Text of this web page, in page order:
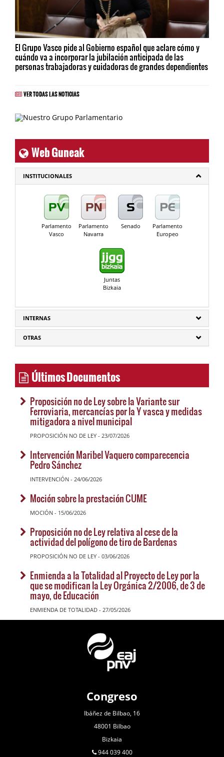
El Grupo Vasco pide al Gobierno español que aclare cómo y
cuándo va a incorporar la jubilación anticipada de las
personas trabajadoras y cuidadoras de grandes dependientes
VER TODAS LAS NOTICIAS
Web Guneak
INSTITUCIONALES
Parlamento
Vasco
Parlamento
Navarra
Senado
Parlamento
Europeo
Juntas
Bizkaia
INTERNAS
OTRAS
Últimos Documentos
Proposición no de Ley sobre la Variante sur
Ferroviaria, mercancías por la Y vasca y medidas
mitigadora a nivel municipal
PROPOSICIÓN NO DE LEY - 23/07/2026
Intervención Maribel Vaquero comparecencia
Pedro Sánchez
INTERVENCIÓN - 24/06/2026
Moción sobre la prestación CUME
MOCIÓN - 15/06/2026
Proposición no de Ley relativa al cese de la
actividad del polígono de tiro de Bardenas
PROPOSICIÓN NO DE LEY - 03/06/2026
Enmienda a la Totalidad al Proyecto de Ley por la
que se modifican la Ley Orgánica 2/2006, de 3 de
mayo, de Educación
ENMIENDA DE TOTALIDAD - 27/05/2026
Congreso
Ibáñez de Bilbao, 16
48001 Bilbao
Bizkaia
944 039 400